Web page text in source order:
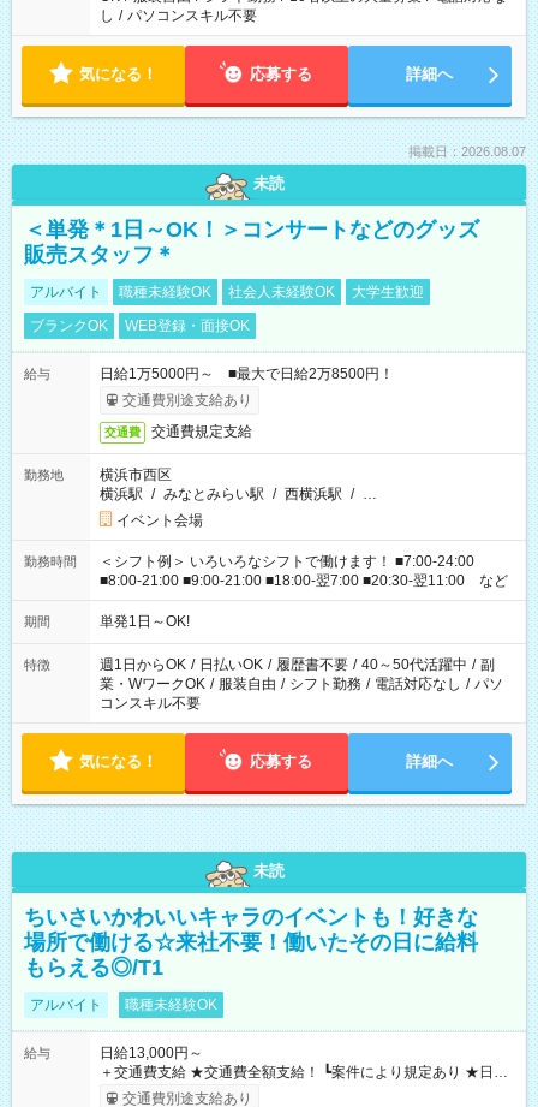
し / パソコンスキル不要
気になる！ 応募する 詳細へ
掲載日：2026.08.07
未読
＜単発＊1日～OK！＞コンサートなどのグッズ
販売スタッフ＊
アルバイト 職種未経験OK 社会人未経験OK
大学生歓迎
ブランクOK
WEB登録・面接OK
給与
日給1万5000円～ ■最大で日給2万8500円！
交通費別途支給あり
交通費 交通費規定支給
勤務地
横浜市西区
横浜駅 / みなとみらい駅 / 西横浜駅 / …
イベント会場
勤務時間
＜シフト例＞ いろいろなシフトで働けます！ ■7:00-24:00
■8:00-21:00 ■9:00-21:00 ■18:00-翌7:00 ■20:30-翌11:00 など
期間 単発1日～OK!
特徴 週1日からOK / 日払いOK / 履歴書不要 / 40～50代活躍中 / 副
業・WワークOK / 服装自由 / シフト勤務 / 電話対応なし / パソ
コンスキル不要
気になる！ 応募する 詳細へ
未読
ちいさいかわいいキャラのイベントも！好きな
場所で働ける☆来社不要！働いたその日に給料
もらえる◎/T1
アルバイト 職種未経験OK
給与
日給13,000円～
＋交通費支給 ★交通費全額支給！ ┗案件により規定あり ★日払
いOK！（規定あり） ┗働いたその日に現金GET♪ お仕事後はコ
交通費別途支給あり